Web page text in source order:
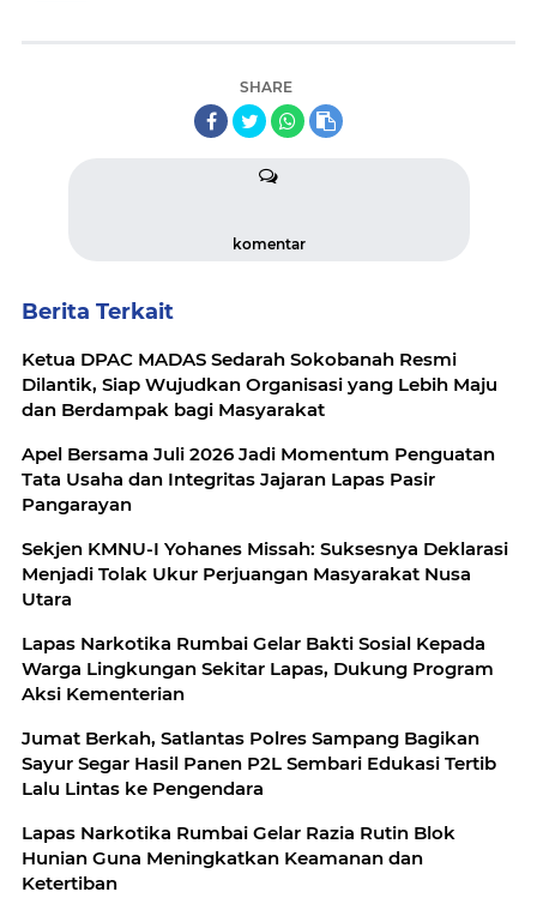
SHARE
komentar
Berita Terkait
Ketua DPAC MADAS Sedarah Sokobanah Resmi
Dilantik, Siap Wujudkan Organisasi yang Lebih Maju
dan Berdampak bagi Masyarakat
Apel Bersama Juli 2026 Jadi Momentum Penguatan
Tata Usaha dan Integritas Jajaran Lapas Pasir
Pangarayan
Sekjen KMNU-I Yohanes Missah: Suksesnya Deklarasi
Menjadi Tolak Ukur Perjuangan Masyarakat Nusa
Utara
Lapas Narkotika Rumbai Gelar Bakti Sosial Kepada
Warga Lingkungan Sekitar Lapas, Dukung Program
Aksi Kementerian
Jumat Berkah, Satlantas Polres Sampang Bagikan
Sayur Segar Hasil Panen P2L Sembari Edukasi Tertib
Lalu Lintas ke Pengendara
Lapas Narkotika Rumbai Gelar Razia Rutin Blok
Hunian Guna Meningkatkan Keamanan dan
Ketertiban